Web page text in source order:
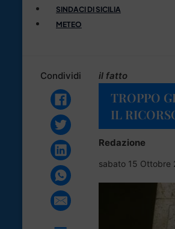
SINDACI DI SICILIA
METEO
Condividi il fatto
TROPPO
IL
Redazione
sabato 15 Ottobre